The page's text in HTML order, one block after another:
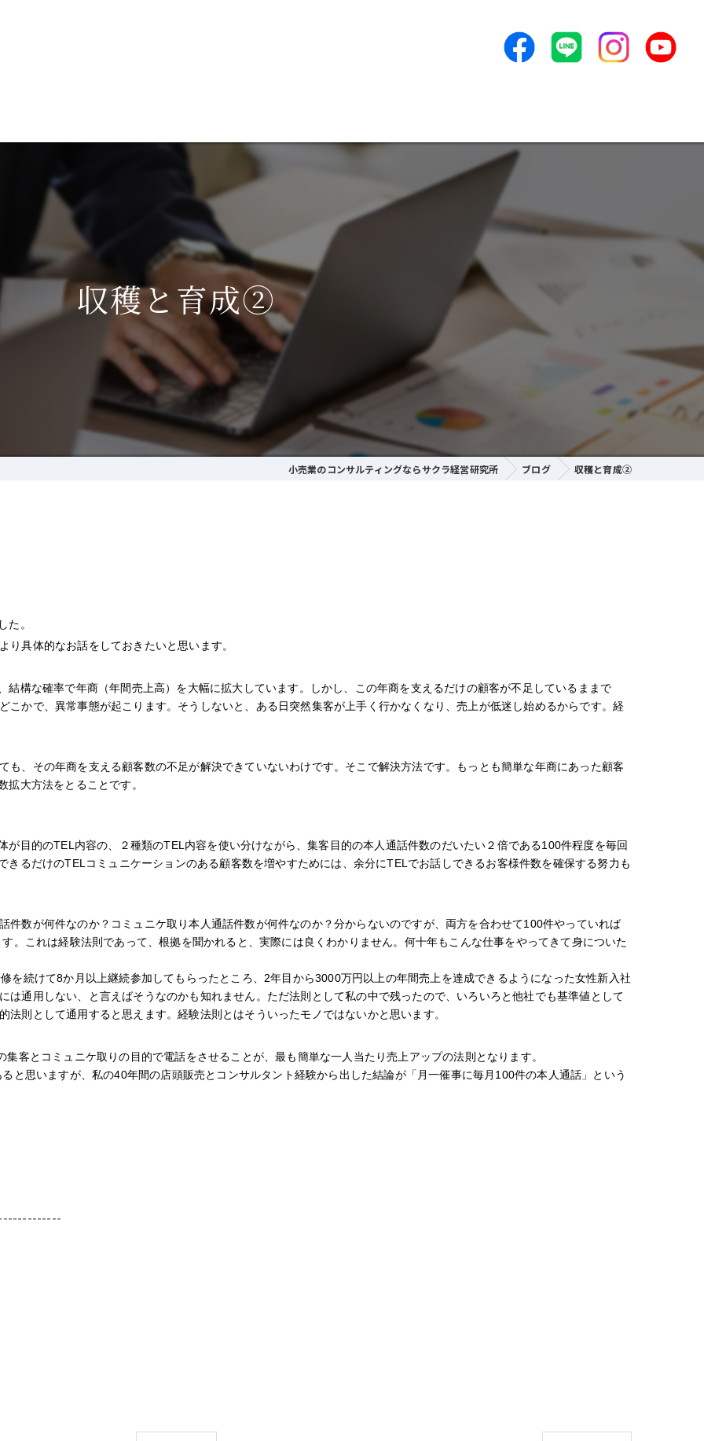
収穫と育成②
小売業のコンサルティングならサクラ経営研究所 ブログ 収穫と育成②
た。
り具体的なお話をしておきたいと思います。
構な確率で年商（年間売上高）を大幅に拡大しています。しかし、この年商を支えるだけの顧客が不足しているままで
こかで、異常事態が起こります。そうしないと、ある日突然集客が上手く行かなくなり、売上が低迷し始めるからです。経
も、その年商を支える顧客数の不足が解決できていないわけです。そこで解決方法です。もっとも簡単な年商にあった顧客
大方法をとることです。
目的のTEL内容の、２種類のTEL内容を使い分けながら、集客目的の本人通話件数のだいたい２倍である100件程度を毎回
るだけのTELコミュニケーションのある顧客数を増やすためには、余分にTELでお話しできるお客様件数を確保する努力も
件数が何件なのか？コミュニケ取り本人通話件数が何件なのか？分からないのですが、両方を合わせて100件やっていれば
。これは経験法則であって、根拠を聞かれると、実際には良くわかりません。何十年もこんな仕事をやってきて身についた
を続けて8か月以上継続参加してもらったところ、2年目から3000万円以上の年間売上を達成できるようになった女性新入社
は通用しない、と言えばそうなのかも知れません。ただ法則として私の中で残ったので、いろいろと他社でも基準値として
則として通用すると思えます。経験法則とはそういったモノではないかと思います。
客とコミュニケ取りの目的で電話をさせることが、最も簡単な一人当たり売上アップの法則となります。
と思いますが、私の40年間の店頭販売とコンサルタント経験から出した結論が「月一催事に毎月100件の本人通話」という